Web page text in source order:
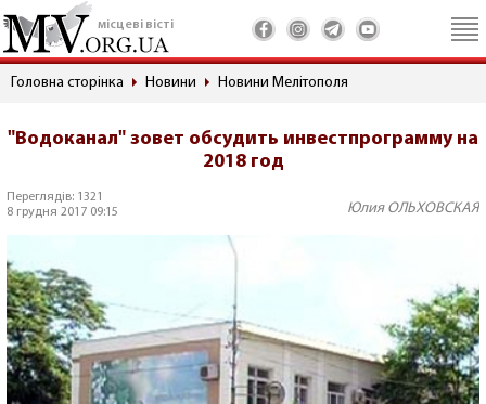
місцеві вісті
Головна сторінка Новини Новини Мелітополя
"Водоканал" зовет обсудить инвестпрограмму на
2018 год
Переглядів: 1321
8 грудня 2017 09:15
Юлия ОЛЬХОВСКАЯ